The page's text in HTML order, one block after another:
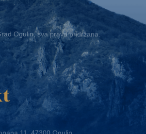
Ogulin, sva prava pridržana.
11, 47300 Ogulin
612